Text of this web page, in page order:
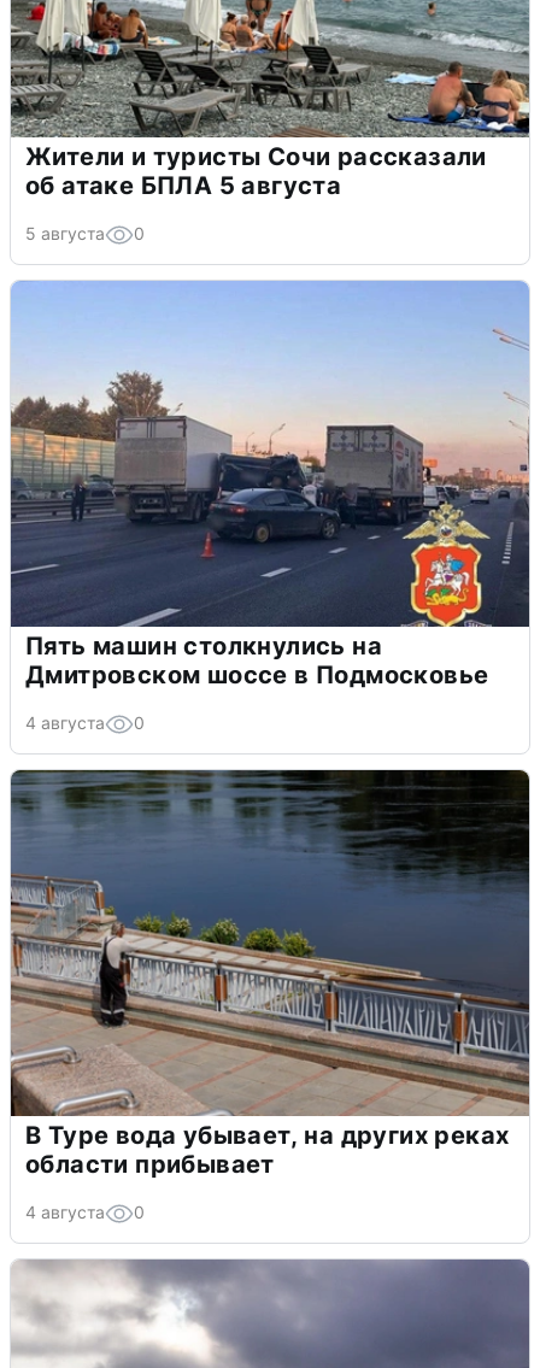
Жители и туристы Сочи рассказали
об атаке БПЛА 5 августа
5 августа 0
Пять машин столкнулись на
Дмитровском шоссе в Подмосковье
4 августа 0
В Туре вода убывает, на других реках
области прибывает
4 августа 0